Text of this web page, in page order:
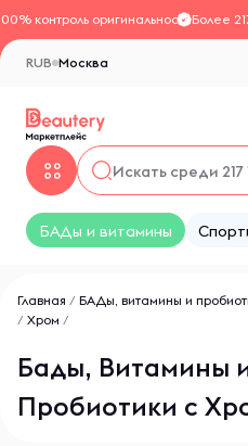
контроль оригинальностиБолее
Москва
RUB
БАДы и витамины
Главная / БАДы, витамины и
/ Хром /
Бады, Витамины
Пробиотики c